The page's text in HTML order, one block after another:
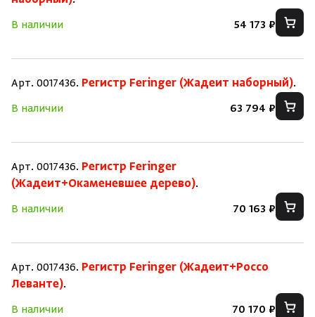
В наличии
54 173 ₽
Арт. 0017436. Регистр Feringer (Жадеит наборный).
В наличии
63 794 ₽
Арт. 0017436. Регистр Feringer
(Жадеит+Окаменевшее дерево).
В наличии
70 163 ₽
Арт. 0017436. Регистр Feringer (Жадеит+Россо
Леванте).
В наличии
70 170 ₽